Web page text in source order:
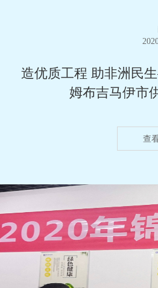
造优质工程 助非洲民
姆布吉马伊市
查